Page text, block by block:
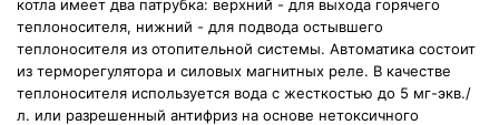
котла имеет два патрубка: верхний - для выхода горячего
теплоносителя, нижний - для подвода остывшего
теплоносителя из отопительной системы. Автоматика состоит
из терморегулятора и силовых магнитных реле. В качестве
теплоносителя используется вода с жесткостью до 5 мг-экв./
л. или разрешенный антифриз на основе нетоксичного